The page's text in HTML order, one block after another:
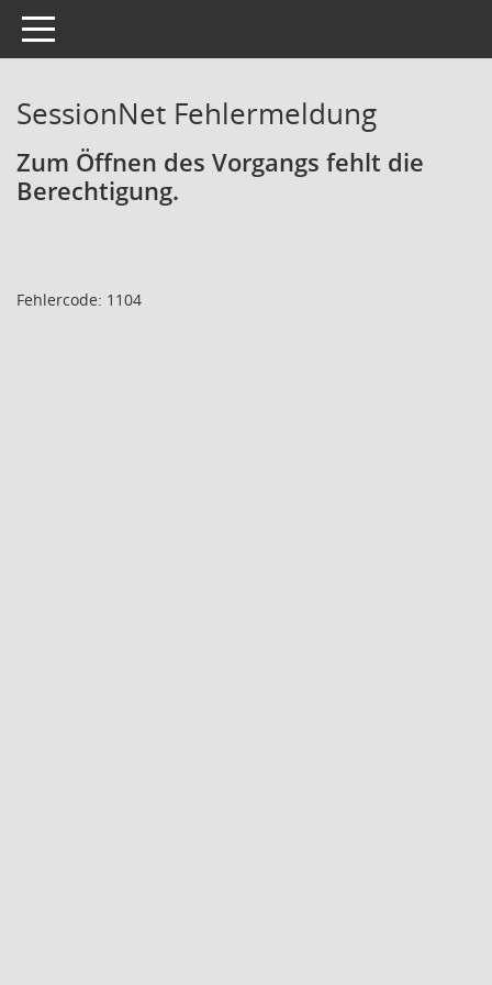
Toggle navigation
SessionNet Fehlermeldung
Zum Öffnen des Vorgangs fehlt die
Berechtigung.
Fehlercode: 1104